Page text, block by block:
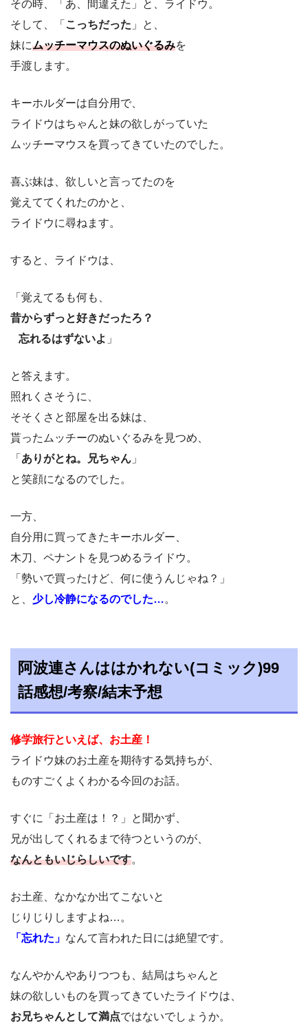
その時、「あ、間違えた」と、ライドウ。
そして、「 こっちだった 」と、
妹にムッチーマウスのぬいぐるみを
手渡します。
キーホルダーは自分用で、
ライドウはちゃんと妹の欲しがっていた
ムッチーマウスを買ってきていたのでした。
喜ぶ妹は、欲しいと言ってたのを
覚えててくれたのかと、
ライドウに尋ねます。
すると、ライドウは、
「覚えてるも何も、
昔からずっと好きだったろ？
忘れるはずないよ 」
と答えます。
照れくさそうに、
そそくさと部屋を出る妹は、
貰ったムッチーのぬいぐるみを見つめ、
「 ありがとね。兄ちゃん 」
と笑顔になるのでした。
一方、
自分用に買ってきたキーホルダー、
木刀、ペナントを見つめるライドウ。
「勢いで買ったけど、何に使うんじゃね？」
と、 少し冷静になるのでした…。
阿波連さんははかれない(コミック)99
話感想/考察/結末予想
修学旅行といえば、お土産！
ライドウ妹のお土産を期待する気持ちが、
ものすごくよくわかる今回のお話。
すぐに「お土産は！？」と聞かず、
兄が出してくれるまで待つというのが、
なんともいじらしいです。
お土産、なかなか出てこないと
じりじりしますよね…。
「忘れた」 なんて言われた日には絶望です。
なんやかんやありつつも、結局はちゃんと
妹の欲しいものを買ってきていたライドウは、
お兄ちゃんとして満点ではないでしょうか。